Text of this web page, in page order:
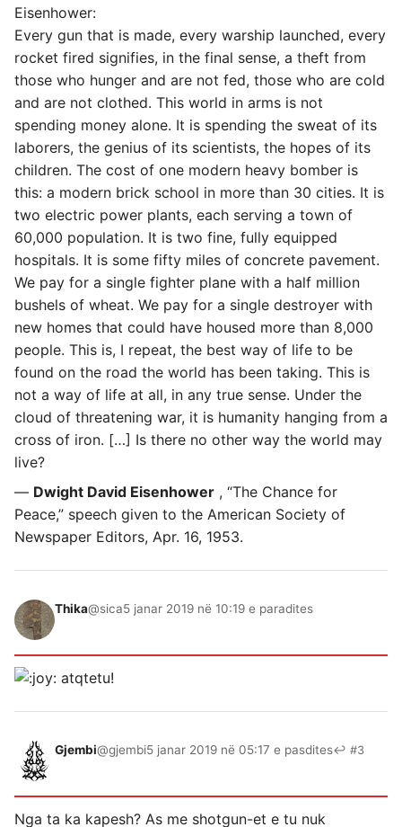
Eisenhower:
Every gun that is made, every warship launched, every
rocket fired signifies, in the final sense, a theft from
those who hunger and are not fed, those who are cold
and are not clothed. This world in arms is not
spending money alone. It is spending the sweat of its
laborers, the genius of its scientists, the hopes of its
children. The cost of one modern heavy bomber is
this: a modern brick school in more than 30 cities. It is
two electric power plants, each serving a town of
60,000 population. It is two fine, fully equipped
hospitals. It is some fifty miles of concrete pavement.
We pay for a single fighter plane with a half million
bushels of wheat. We pay for a single destroyer with
new homes that could have housed more than 8,000
people. This is, I repeat, the best way of life to be
found on the road the world has been taking. This is
not a way of life at all, in any true sense. Under the
cloud of threatening war, it is humanity hanging from a
cross of iron. […] Is there no other way the world may
live?
— Dwight David Eisenhower , “The Chance for
Peace,” speech given to the American Society of
Newspaper Editors, Apr. 16, 1953.
Thika@sica5 janar 2019 në 10:19 e paradites
atqtetu!
Gjembi@gjembi5 janar 2019 në 05:17 e pasdites↩ #3
Nga ta ka kapesh? As me shotgun-et e tu nuk